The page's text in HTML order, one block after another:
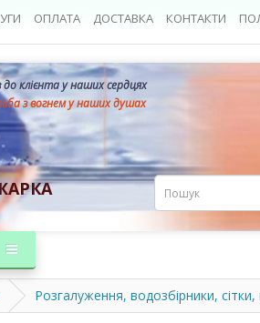
ОПЛАТА ДОСТАВКА КОНТАКТИ
клієнта у наших сердцях
з вогнем у наших душах
Розгалуження, водозбірники,